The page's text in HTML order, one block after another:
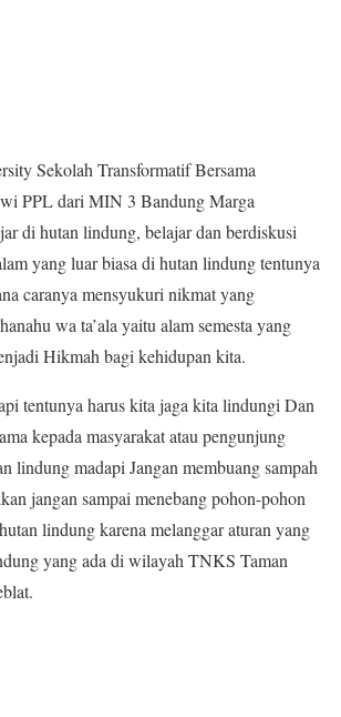
Sekolah Transformatif Bersama
PPL dari MIN 3 Bandung Marga
di hutan lindung, belajar dan berdiskusi
yang luar biasa di hutan lindung tentunya
caranya mensyukuri nikmat yang
wa ta’ala yaitu alam semesta yang
Hikmah bagi kehidupan kita.
tentunya harus kita jaga kita lindungi Dan
kepada masyarakat atau pengunjung
lindung madapi Jangan membuang sampah
jangan sampai menebang pohon-pohon
lindung karena melanggar aturan yang
yang ada di wilayah TNKS Taman